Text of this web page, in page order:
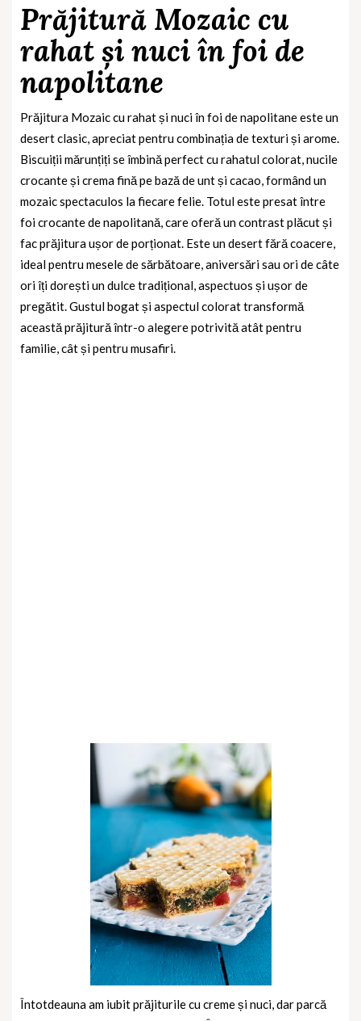
Prăjitură Mozaic cu
rahat și nuci în foi de
napolitane
Prăjitura Mozaic cu rahat și nuci în foi de napolitane este un
desert clasic, apreciat pentru combinația de texturi și arome.
Biscuiții mărunțiți se îmbină perfect cu rahatul colorat, nucile
crocante și crema fină pe bază de unt și cacao, formând un
mozaic spectaculos la fiecare felie. Totul este presat între
foi crocante de napolitană, care oferă un contrast plăcut și
fac prăjitura ușor de porționat. Este un desert fără coacere,
ideal pentru mesele de sărbătoare, aniversări sau ori de câte
ori îți dorești un dulce tradițional, aspectuos și ușor de
pregătit. Gustul bogat și aspectul colorat transformă
această prăjitură într-o alegere potrivită atât pentru
familie, cât și pentru musafiri.
Întotdeauna am iubit prăjiturile cu creme și nuci, dar parcă